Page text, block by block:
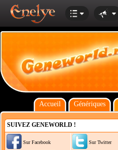
Accueil Génériques
SUIVEZ GENEWORLD !
Sur Facebook Sur Twitter